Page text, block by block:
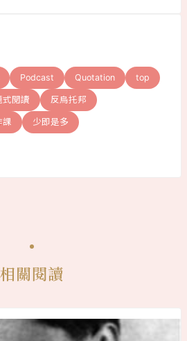
Podcast Quotation top
式閱讀 反烏托邦
課 少即是多
相關閱讀